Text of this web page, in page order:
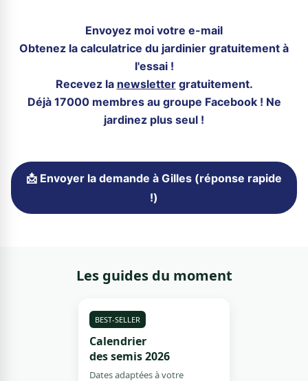
Envoyez moi votre e-mail
Obtenez la calculatrice du jardinier gratuitement à
l'essai !
Recevez la newslettergratuitement.
Déjà 17000 membres au groupe Facebook ! Ne
jardinez plus seul !
📩 Envoyer la demande à Gilles (réponse rapide
!)
Les guides du moment
BEST-SELLER
Calendrier
des semis 2026
Dates adaptées à votre